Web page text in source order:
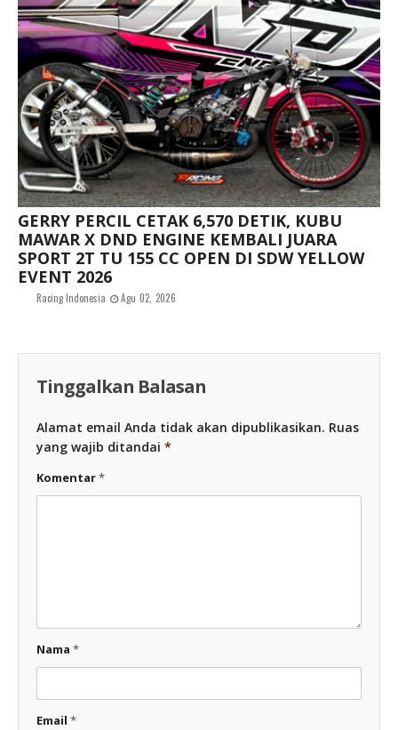
GERRY PERCIL CETAK 6,570 DETIK, KUBU
MAWAR X DND ENGINE KEMBALI JUARA
SPORT 2T TU 155 CC OPEN DI SDW YELLOW
EVENT 2026
Racing Indonesia Agu 02, 2026
Tinggalkan Balasan
Alamat email Anda tidak akan dipublikasikan. Ruas
yang wajib ditandai *
Komentar*
Nama *
Email *